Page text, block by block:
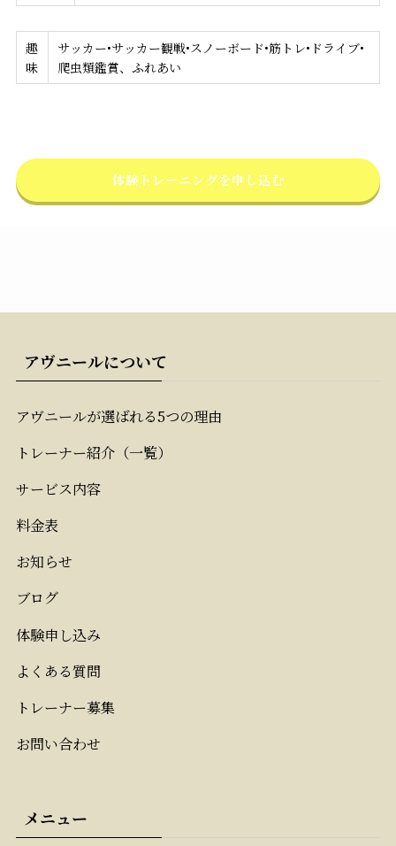
趣
味
サッカー•サッカー観戦•スノーボード•筋トレ•ドライブ•
爬虫類鑑賞、ふれあい
体験トレーニングを申し込む
アヴニールについて
アヴニールが選ばれる5つの理由
トレーナー紹介（一覧）
サービス内容
料金表
お知らせ
ブログ
体験申し込み
よくある質問
トレーナー募集
お問い合わせ
メニュー